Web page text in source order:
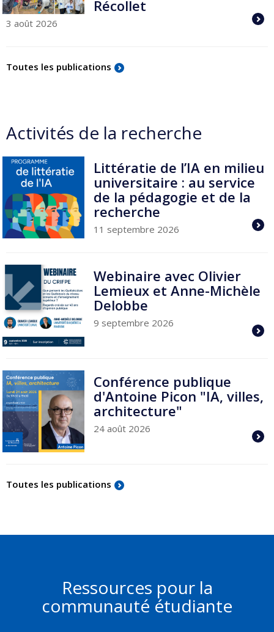
Récollet
3 août 2026
Toutes les publications
Activités de la recherche
Littératie de l’IA en milieu
universitaire : au service
de la pédagogie et de la
recherche
11 septembre 2026
Webinaire avec Olivier
Lemieux et Anne-Michèle
Delobbe
9 septembre 2026
Conférence publique
d'Antoine Picon "IA, villes,
architecture"
24 août 2026
Toutes les publications
Ressources pour la
communauté étudiante